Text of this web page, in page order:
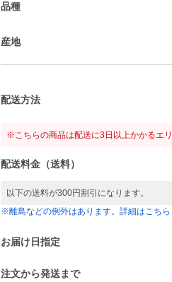
品種
産地
配送方法
※こちらの商品は配送に3日以上かかるエ
配送料金（送料）
以下の送料が300円割引になります。
※離島などの例外はあります。詳細はこちら
お届け日指定
注文から発送まで